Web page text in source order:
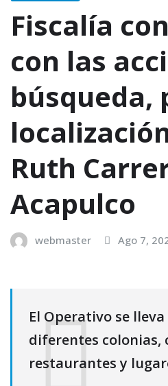
Fiscalía
con las
búsqueda,
Ruth
Acapulco
webmaster Ago 7,
El Operativo se
diferentes colonias,
restaurantes y